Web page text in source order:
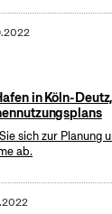
in Köln-
sich zur Planung
ab.